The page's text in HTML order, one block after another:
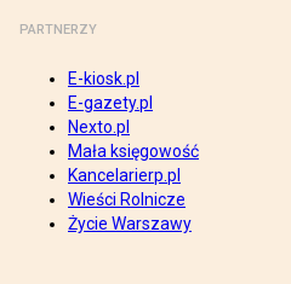
PARTNERZY
E-kiosk.pl
E-gazety.pl
Nexto.pl
Mała księgowość
Kancelarierp.pl
Wieści Rolnicze
Życie Warszawy